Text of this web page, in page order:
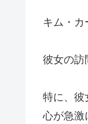
キム・カ
彼女の訪
特に、彼
心が急激